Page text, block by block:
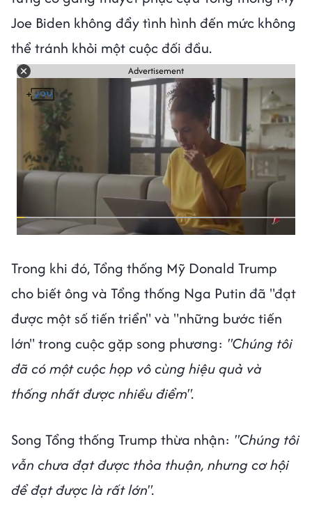
Joe Biden không đẩy tình hình đến mức không
thể tránh khỏi một cuộc đối đầu.
Advertisement
Trong khi đó, Tổng thống Mỹ Donald Trump
cho biết ông và Tổng thống Nga Putin đã "đạt
được một số tiến triển" và "những bước tiến
lớn" trong cuộc gặp song phương: "Chúng tôi
đã có một cuộc họp vô cùng hiệu quả và
thống nhất được nhiều điểm".
Song Tổng thống Trump thừa nhận: "Chúng tôi
vẫn chưa đạt được thỏa thuận, nhưng cơ hội
để đạt được là rất lớn".